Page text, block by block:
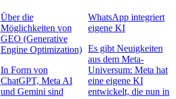
Über die
Möglichkeiten von
GEO (Generative
Engine Optimization)
In Form von
ChatGPT, Meta AI
und Gemini sind
WhatsApp integriert
eigene KI
Es gibt Neuigkeiten
aus dem Meta-
Universum: Meta hat
eine eigene KI
entwickelt, die nun in